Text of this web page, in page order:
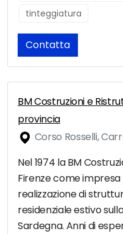
tinteggiatura
Contatta
BM Costruzioni e
provincia
Corso Rosselli,
Nel 1974 la BM
Firenze come
realizzazione di
residenziale estivo
Sardegna. Anni di